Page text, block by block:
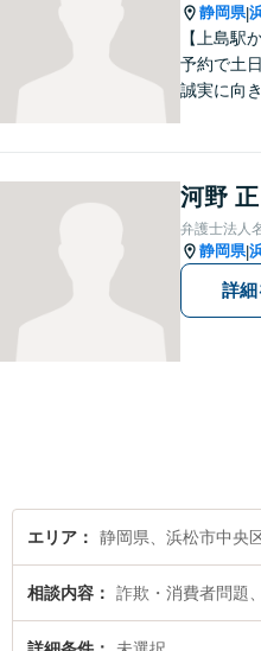
静岡県|
【上島駅
予約で土
誠実に向
河野 正
弁護士法人
静岡県|
詳細
エリア
相談内容 詐欺・消費者問題